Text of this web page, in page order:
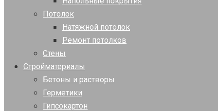
Потолок
Натяжной потолок
Ремонт потолков
Стены
Стройматериалы
Бетоны и растворы
Герметики
Гипсокартон